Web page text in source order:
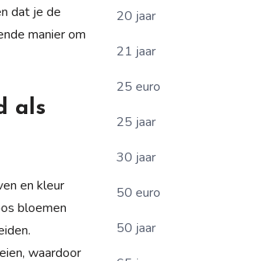
dat je de
manier om
als
en kleur
bloemen
waardoor
20 jaar
21 jaar
25 euro
25 jaar
30 jaar
50 euro
50 jaar